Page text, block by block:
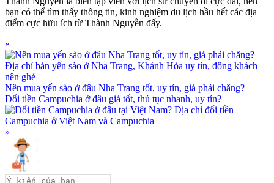
bạn có thể tìm thấy thông tin, kinh nghiệm du lịch hầu hết các địa
điểm cực hữu ích từ Thành Nguyễn đấy.
Previous
Post:
«
Nên mua yến sào ở đâu Nha Trang tốt, uy tín, giá phải chăng?
Next
Post:
Đổi tiền Campuchia ở đâu giá tốt, thủ tục nhanh, uy tín?
»